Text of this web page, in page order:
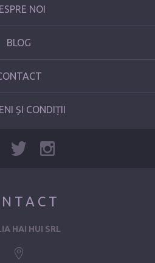
NOI
BLOG
ȘI CONDIȚII
HAI HUI SRL